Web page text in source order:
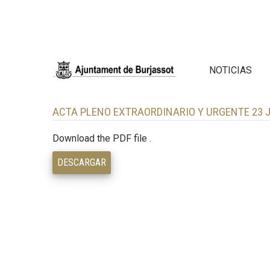
NOTICIAS
ACTA PLENO EXTRAORDINARIO Y URGENTE 23
Download the PDF file .
DESCARGAR